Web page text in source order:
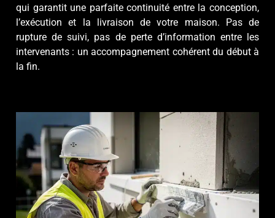
qui garantit une parfaite continuité entre la conception,
l’exécution et la livraison de votre maison. Pas de
rupture de suivi, pas de perte d’information entre les
intervenants : un accompagnement cohérent du début à
la fin.